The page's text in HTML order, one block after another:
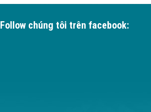
Follow chúng tôi trên facebook: